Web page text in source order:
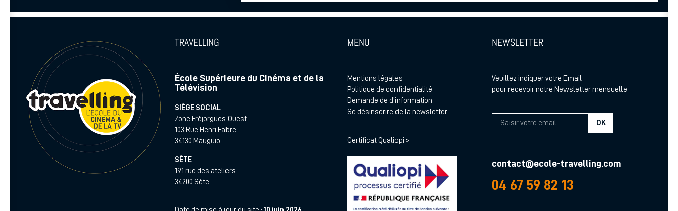
TRAVELLING
École Supérieure du Cinéma et de la
Télévision
SIÈGE SOCIAL
Zone Fréjorgues Ouest
103 Rue Henri Fabre
34130 Mauguio
SÈTE
191 rue des ateliers
34200 Sète
MENU
Mentions légales
Politique de confidentialité
Demande de d’information
Se désinscrire de la newsletter
Certificat Qualiopi >
NEWSLETTER
Veuillez indiquer votre Email
pour recevoir notre Newsletter mensuelle
OK
contact@ecole-travelling.com
04 67 59 82 13